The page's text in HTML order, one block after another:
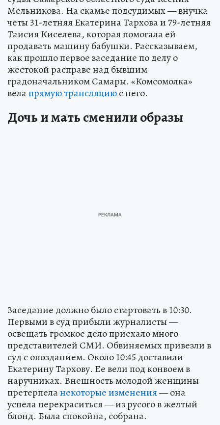
Мельникова. На скамье подсудимых — внучка
четы 31-летняя Екатерина Тархова и 79-летняя
Таисия Киселева, которая помогала ей
продавать машину бабушки. Рассказываем,
как прошло первое заседание по делу о
жестокой расправе над бывшим
градоначальником Самары. «Комсомолка»
велапрямую трансляциюс него.
Дочь и мать сменили образы
Заседание должно было стартовать в 10:30.
Первыми в суд прибыли журналисты —
освещать громкое дело приехало много
представителей СМИ. Обвиняемых привезли в
суд с опозданием. Около 10:45 доставили
Екатерину Тархову. Ее вели под конвоем в
наручниках. Внешность молодой женщины
претерпеланекоторые изменения— она
успела перекраситься — из русого в желтый
блонд. Была спокойна, собрана.